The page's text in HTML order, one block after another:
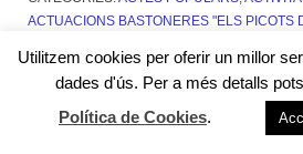
ACTUACIONS BASTONERES "ELS PICOTS
MIQUEL DE FLUVIÀ,CONCURSOS DE
SOPARS POPULARS,EL BALL ,EL FUTBOL,
CONFERÈNCIES I PRESENTACIONS
PARRÒQUIA,
Utilitzem cookies per oferir un millor
dades d'ús. Per a més detalls
Política de Cookies.